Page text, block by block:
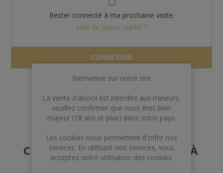
Rester connecté à ma prochaine visite.
Mot de passe oublié ?
CONNEXION
AVERTISSEMENT AUX
CLIENTS POSSÉDANT DÉJÀ
UN COMPTE
Bienvenue sur notre site
La vente d'alcool est interdite aux mineurs,
veuillez confirmer que vous êtes bien
majeur (18 ans et plus) dans votre pays.
Les cookies nous permettent d'offrir nos
services. En utilisant nos services, vous
acceptez notre utilisation des cookies.